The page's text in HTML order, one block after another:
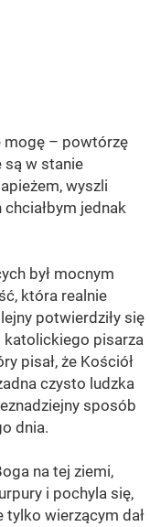
mogę – powtórzę
są w stanie
wyszli
jednak
był mocnym
która realnie
potwierdziły się
katolickiego pisarza
pisał, że Kościół
czysto ludzka
sposób
dnia.
na tej ziemi,
i pochyla się,
tylko wierzącym dał